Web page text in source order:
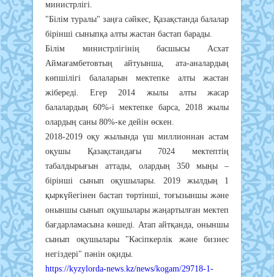
министрлігі.
"Білім туралы" заңға сәйкес, Қазақстанда балалар
бірінші сыныпқа алты жастан бастап барады.
Білім министрлігінің басшысы Асхат
Аймағамбетовтың айтуынша, ата-аналардың
көпшілігі балаларын мектепке алты жастан
жібереді. Егер 2014 жылы алты жасар
балалардың 60%-і мектепке барса, 2018 жылы
олардың саны 80%-ке дейін өскен.
2018-2019 оқу жылында үш миллионнан астам
оқушы Қазақстандағы 7024 мектептің
табалдырығын аттады, олардың 350 мыңы –
бірінші сынып оқушылары. 2019 жылдың 1
қыркүйегінен бастап төртінші, тоғызыншы және
оныншы сынып оқушылары жаңартылған мектеп
бағдарламасына көшеді. Атап айтқанда, оныншы
сынып оқушылары "Кәсіпкерлік және бизнес
негіздері" пәнін оқиды.
https://kyzylorda-news.kz/news/kogam/29718-1-